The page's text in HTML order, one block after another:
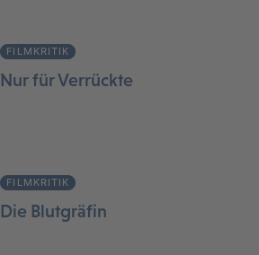
FILMKRITIK
Nur für Verrückte
FILMKRITIK
Die Blutgräfin